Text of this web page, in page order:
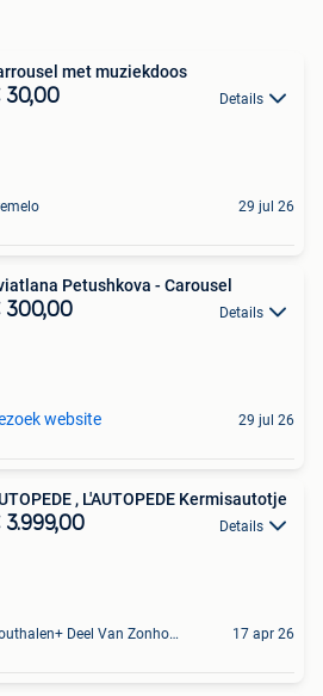
met muziekdoos
30,00 Details
29 jul 26
Petushkova - Carousel
300,00 Details
website 29 jul 26
, L'AUTOPEDE Kermisautotje
3.999,00 Details
Houthalen+ Deel Van Zonhoven En Zolder 17 apr 26